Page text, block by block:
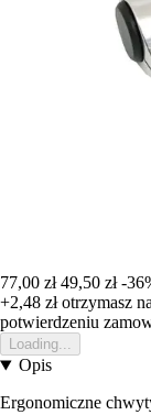
77,00 zł 49,50 zł -
+2,48 złotrzymasz
potwierdzeniu
Loading...
Opis
Ergonomiczne